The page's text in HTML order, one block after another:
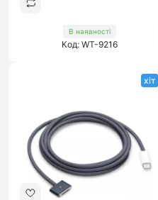
В наявності
Код: WT-9216
хіт